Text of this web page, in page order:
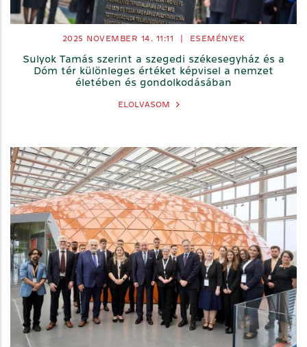
2025 NOVEMBER 14. 11:11 ESEMÉNYEK
Sulyok Tamás szerint a szegedi székesegyház és a
Dóm tér különleges értéket képvisel a nemzet
életében és gondolkodásában
ELOLVASOM